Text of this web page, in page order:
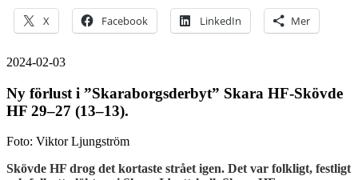
X Facebook LinkedIn Mer
2024-02-03
Ny förlust i ”Skaraborgsderbyt” Skara HF-Skövde
HF 29–27 (13–13).
Foto: Viktor Ljungström
Skövde HF drog det kortaste strået igen. Det var folkligt, festligt